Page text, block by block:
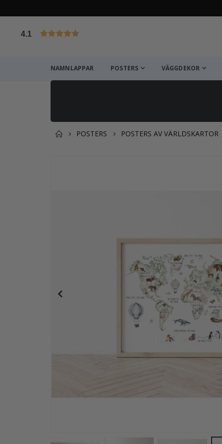
4.1
NAMNLAPPAR POSTERS VÄGGDEKOR
POSTERS POSTERS AV VÄRLDSKARTOR
Affisch - Världskarta / Luftballonger / 02